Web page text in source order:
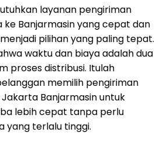
layanan pengiriman
Banjarmasin yang cepat dan
pilihan yang paling tepat.
waktu dan biaya adalah dua
proses distribusi. Itulah
memilih pengiriman
Banjarmasin untuk
lebih cepat tanpa perlu
yang terlalu tinggi.